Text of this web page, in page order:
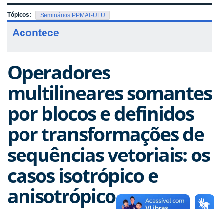
Tópicos: Seminários PPMAT-UFU
Acontece
Operadores
multilineares somantes
por blocos e definidos
por transformações de
sequências vetoriais: os
casos isotrópico e
anisotrópico